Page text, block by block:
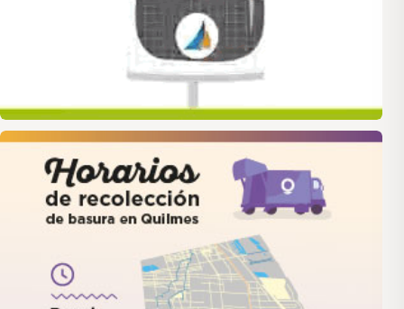
quilmes